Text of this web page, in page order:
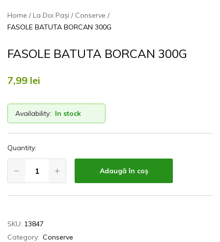
Home La Doi Pași
Conserve
FASOLE BATUTA BORCAN 300G
FASOLE BATUTA BORCAN 300G
7,99 lei
Availability: In stock
Quantity:
Adaugă în coș
SKU: 13847
Category: Conserve